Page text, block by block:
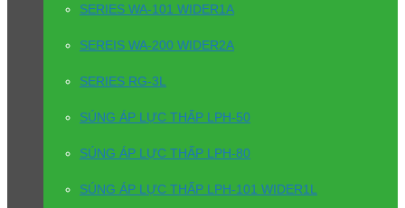
SERIES WA-101 WIDER1A
SEREIS WA-200 WIDER2A
SERIES RG-3L
SÚNG ÁP LỰC THẤP LPH-50
SÚNG ÁP LỰC THẤP LPH-80
SÚNG ÁP LỰC THẤP LPH-101 WIDER1L